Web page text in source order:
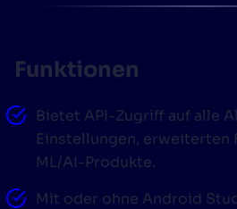
Funktionen
Bietet API-Zugriff auf alle
Einstellungen, erweiterten
ML/AI-Produkte.
Mit oder ohne Android